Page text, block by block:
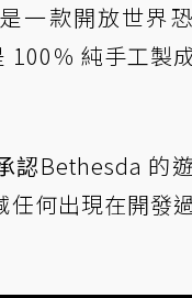
一款開放世界
100％ 純手工製
認Bethesda 的
何出現在開發